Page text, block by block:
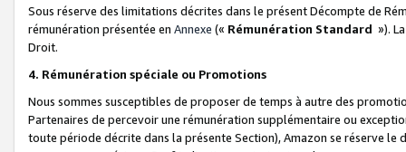
Sous réserve des limitations décrites dans le présent Décompte de
rémunération présentée en Annexe (« Rémunération Standard »).
Droit.
4. Rémunération spéciale ou Promotions
Nous sommes susceptibles de proposer de temps à autre des
Partenaires de percevoir une rémunération supplémentaire ou
toute période décrite dans la présente Section), Amazon se réserve